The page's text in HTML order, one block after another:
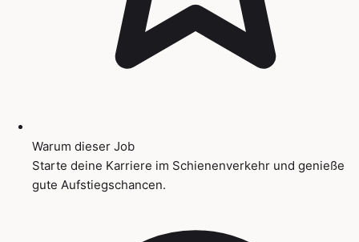
Warum dieser Job
Starte deine Karriere im Schienenverkehr und genieße
gute Aufstiegschancen.